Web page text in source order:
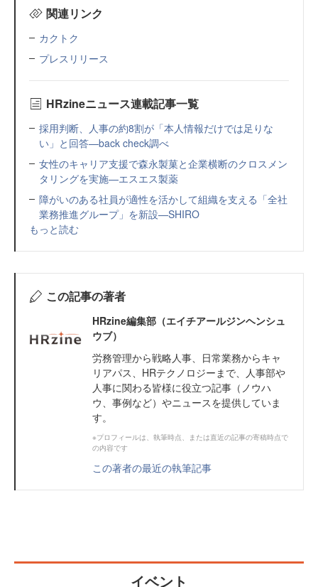
関連リンク
カクトク
プレスリリース
HRzineニュース連載記事一覧
採用判断、人事の約8割が「本人情報だけでは足りな
い」と回答—back check調べ
女性のキャリア支援で森永製菓と企業横断のクロスメン
タリングを実施—エスエス製薬
障がいのある社員が適性を活かして組織を支える「全社
業務推進グループ」を新設—SHIRO
もっと読む
この記事の著者
HRzine編集部（エイチアールジンヘンシュ
ウブ）
労務管理から戦略人事、日常業務からキャ
リアパス、HRテクノロジーまで、人事部や
人事に関わる皆様に役立つ記事（ノウハ
ウ、事例など）やニュースを提供していま
す。
※プロフィールは、執筆時点、または直近の記事の寄稿時点で
の内容です
この著者の最近の執筆記事
イベント